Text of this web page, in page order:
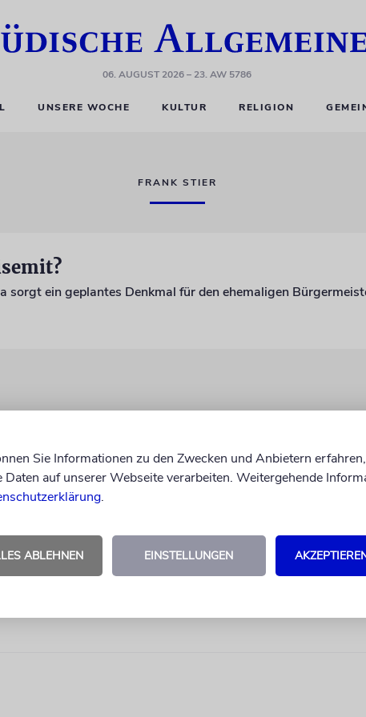
06. AUGUST 2026– 23. AW 5786
UNSERE WOCHE KULTUR RELIGION
FRANK STIER
Sie Informationen zu den Zwecken und Anbietern
Daten auf unserer Webseite verarbeiten. Weitergehende
.
ABLEHNEN EINSTELLUNGEN